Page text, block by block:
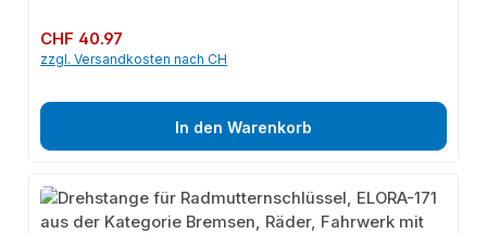
Regulärer Preis:
CHF 40.97
zzgl. Versandkosten nach CH
In den Warenkorb